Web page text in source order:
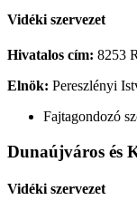
Vidéki szervezet
Hivatalos cím: 8253
Elnök: Pereszlényi
Fajtagondozó
Dunaújváros és
Vidéki szervezet